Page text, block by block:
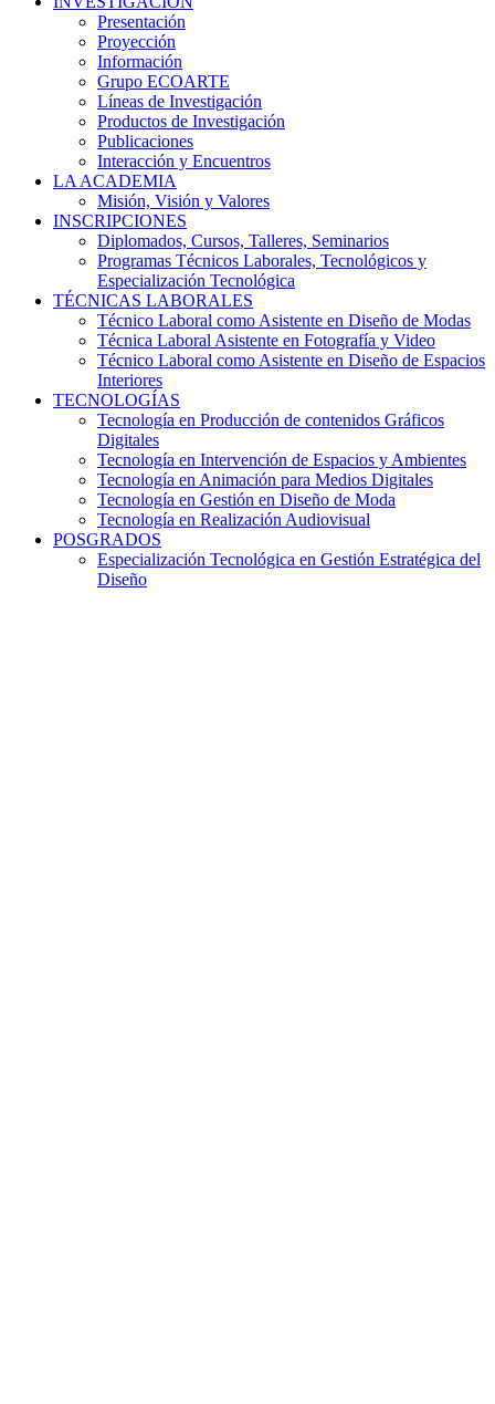
Presentación
Proyección
Información
Grupo ECOARTE
Líneas de Investigación
Productos de Investigación
Publicaciones
Interacción y Encuentros
LA ACADEMIA
Misión, Visión y Valores
INSCRIPCIONES
Diplomados, Cursos, Talleres, Seminarios
Programas Técnicos Laborales, Tecnológicos y
Especialización Tecnológica
TÉCNICAS LABORALES
Técnico Laboral como Asistente en Diseño de Modas
Técnica Laboral Asistente en Fotografía y Video
Técnico Laboral como Asistente en Diseño de Espacios
Interiores
TECNOLOGÍAS
Tecnología en Producción de contenidos Gráficos
Digitales
Tecnología en Intervención de Espacios y Ambientes
Tecnología en Animación para Medios Digitales
Tecnología en Gestión en Diseño de Moda
Tecnología en Realización Audiovisual
POSGRADOS
Especialización Tecnológica en Gestión Estratégica del
Diseño